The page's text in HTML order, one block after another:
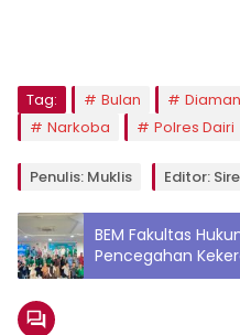
Tag: Bulan
Narkoba
Polres Dairi
Penulis: Muklis Editor:
BEM Fakultas
Pencegahan
Seminar Edukatif